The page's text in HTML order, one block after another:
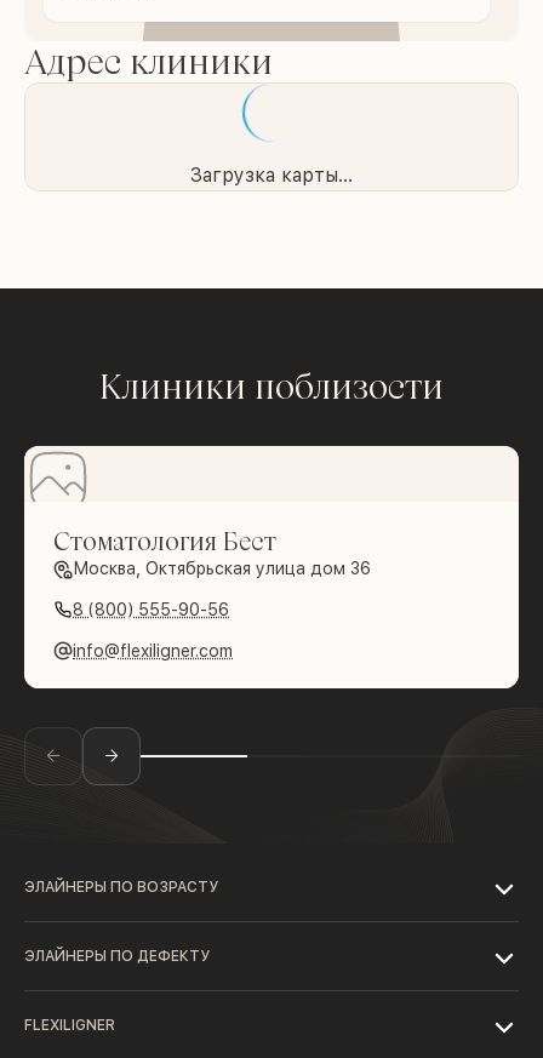
Адрес клиники
Загрузка карты...
Клиники поблизости
Стоматология Бест
Москва, Октябрьская улица дом 36
8 (800) 555-90-56
info@flexiligner.com
ЭЛАЙНЕРЫ ПО ВОЗРАСТУ
ЭЛАЙНЕРЫ ПО ДЕФЕКТУ
FLEXILIGNER